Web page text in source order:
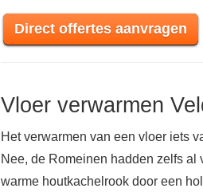
Direct offertes aanvragen
Vloer verwarmen
Het verwarmen van een vloer iets
Nee, de Romeinen hadden zelfs al
warme houtkachelrook door een